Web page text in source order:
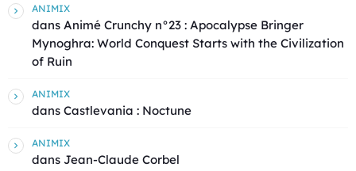
ANIMIX
dans Animé Crunchy n°23 : Apocalypse Bringer
Mynoghra: World Conquest Starts with the Civilization
of Ruin
ANIMIX
dans Castlevania : Noctune
ANIMIX
dans Jean-Claude Corbel